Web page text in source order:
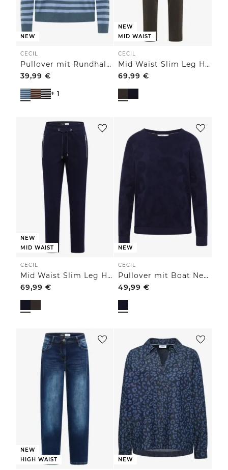
NEW
CECIL
Pullover mit Rundhals und Streifen
39,99 €
+ 1
NEW
MID WAIST
CECIL
Mid Waist Slim Leg Hose im Casual Fit
69,99€
NEW
MID WAIST
CECIL
Mid Waist Slim Leg Hose im Casual Fit
69,99 €
NEW
CECIL
Pullover mit Boat Neck und Struktur
49,99€
NEW
HIGH WAIST
NEW